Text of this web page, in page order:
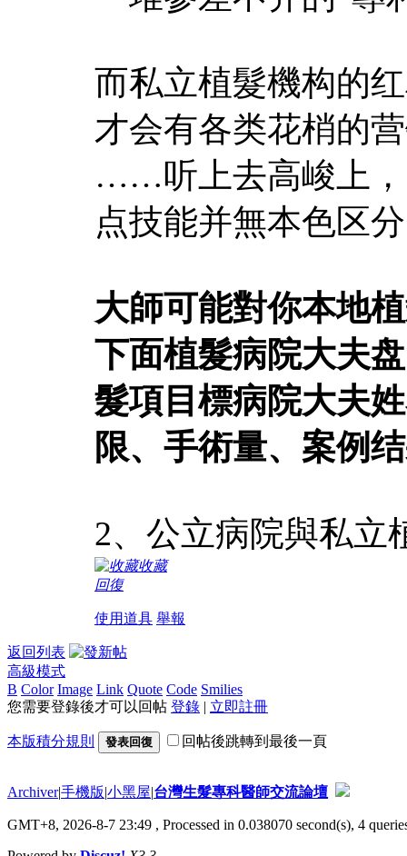
而私立植髮機构的
才会有各类花梢的
……听上去高峻上，
点技能并無本色区
大師可能對你本地
下面植髮病院大夫
髮項目標病院大夫
限、手術量、案例
2、公立病院與私立
收藏
回復
使用道具 舉報
返回列表
高級模式
B Color Image Link Quote Code Smilies
您需要登錄後才可以回帖 登錄 | 立即註冊
本版積分規則 發表回復 回帖後跳轉到最後一頁
Archiver|手機版|小黑屋|台灣生髮專科醫師交流論壇
GMT+8, 2026-8-7 23:49 , Processed in 0.038070 second(s), 4